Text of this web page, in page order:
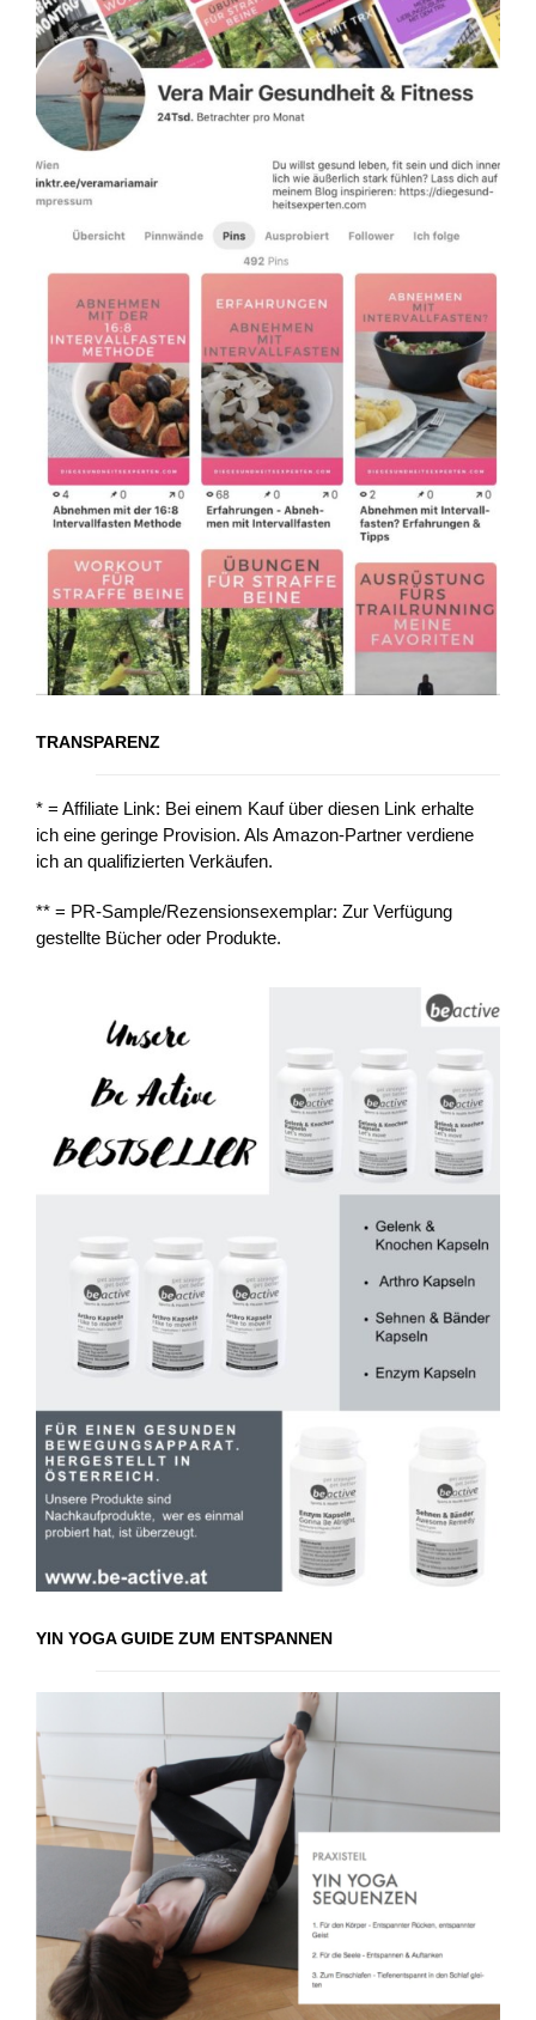
TRANSPARENZ
* = Affiliate Link: Bei einem Kauf über diesen Link erhalte
ich eine geringe Provision. Als Amazon-Partner verdiene
ich an qualifizierten Verkäufen.
** = PR-Sample/Rezensionsexemplar: Zur Verfügung
gestellte Bücher oder Produkte.
YIN YOGA GUIDE ZUM ENTSPANNEN